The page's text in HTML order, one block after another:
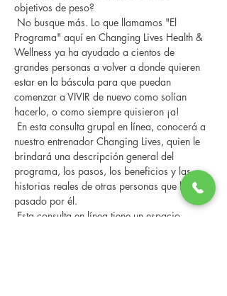
objetivos de peso?
Programa" aquí en Changing Lives Health &
Wellness ya ha ayudado a cientos de
grandes personas a volver a donde quieren
estar en la báscula para que puedan
comenzar a VIVIR de nuevo como solían
hacerlo, o como siempre quisieron ¡a!
nuestro entrenador Changing Lives, quien le
brindará una descripción general del
programa, los pasos, los beneficios y las
historias reales de otras personas que han
pasado por él.